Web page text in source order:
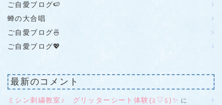
ご自愛ブログ🍉
蝉の大合唱
ご自愛ブログ🍜
ご自愛ブログ💖
最新のコメント
ミシン刺繍教室♪ グリッターシート体験(≧▽≦)✨ に